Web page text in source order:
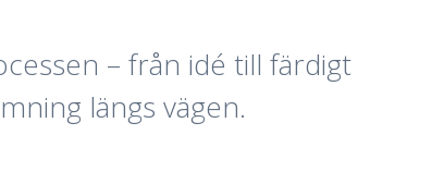
– från idé till färdigt
längs vägen.